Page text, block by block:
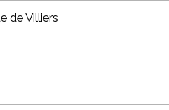
de Villiers